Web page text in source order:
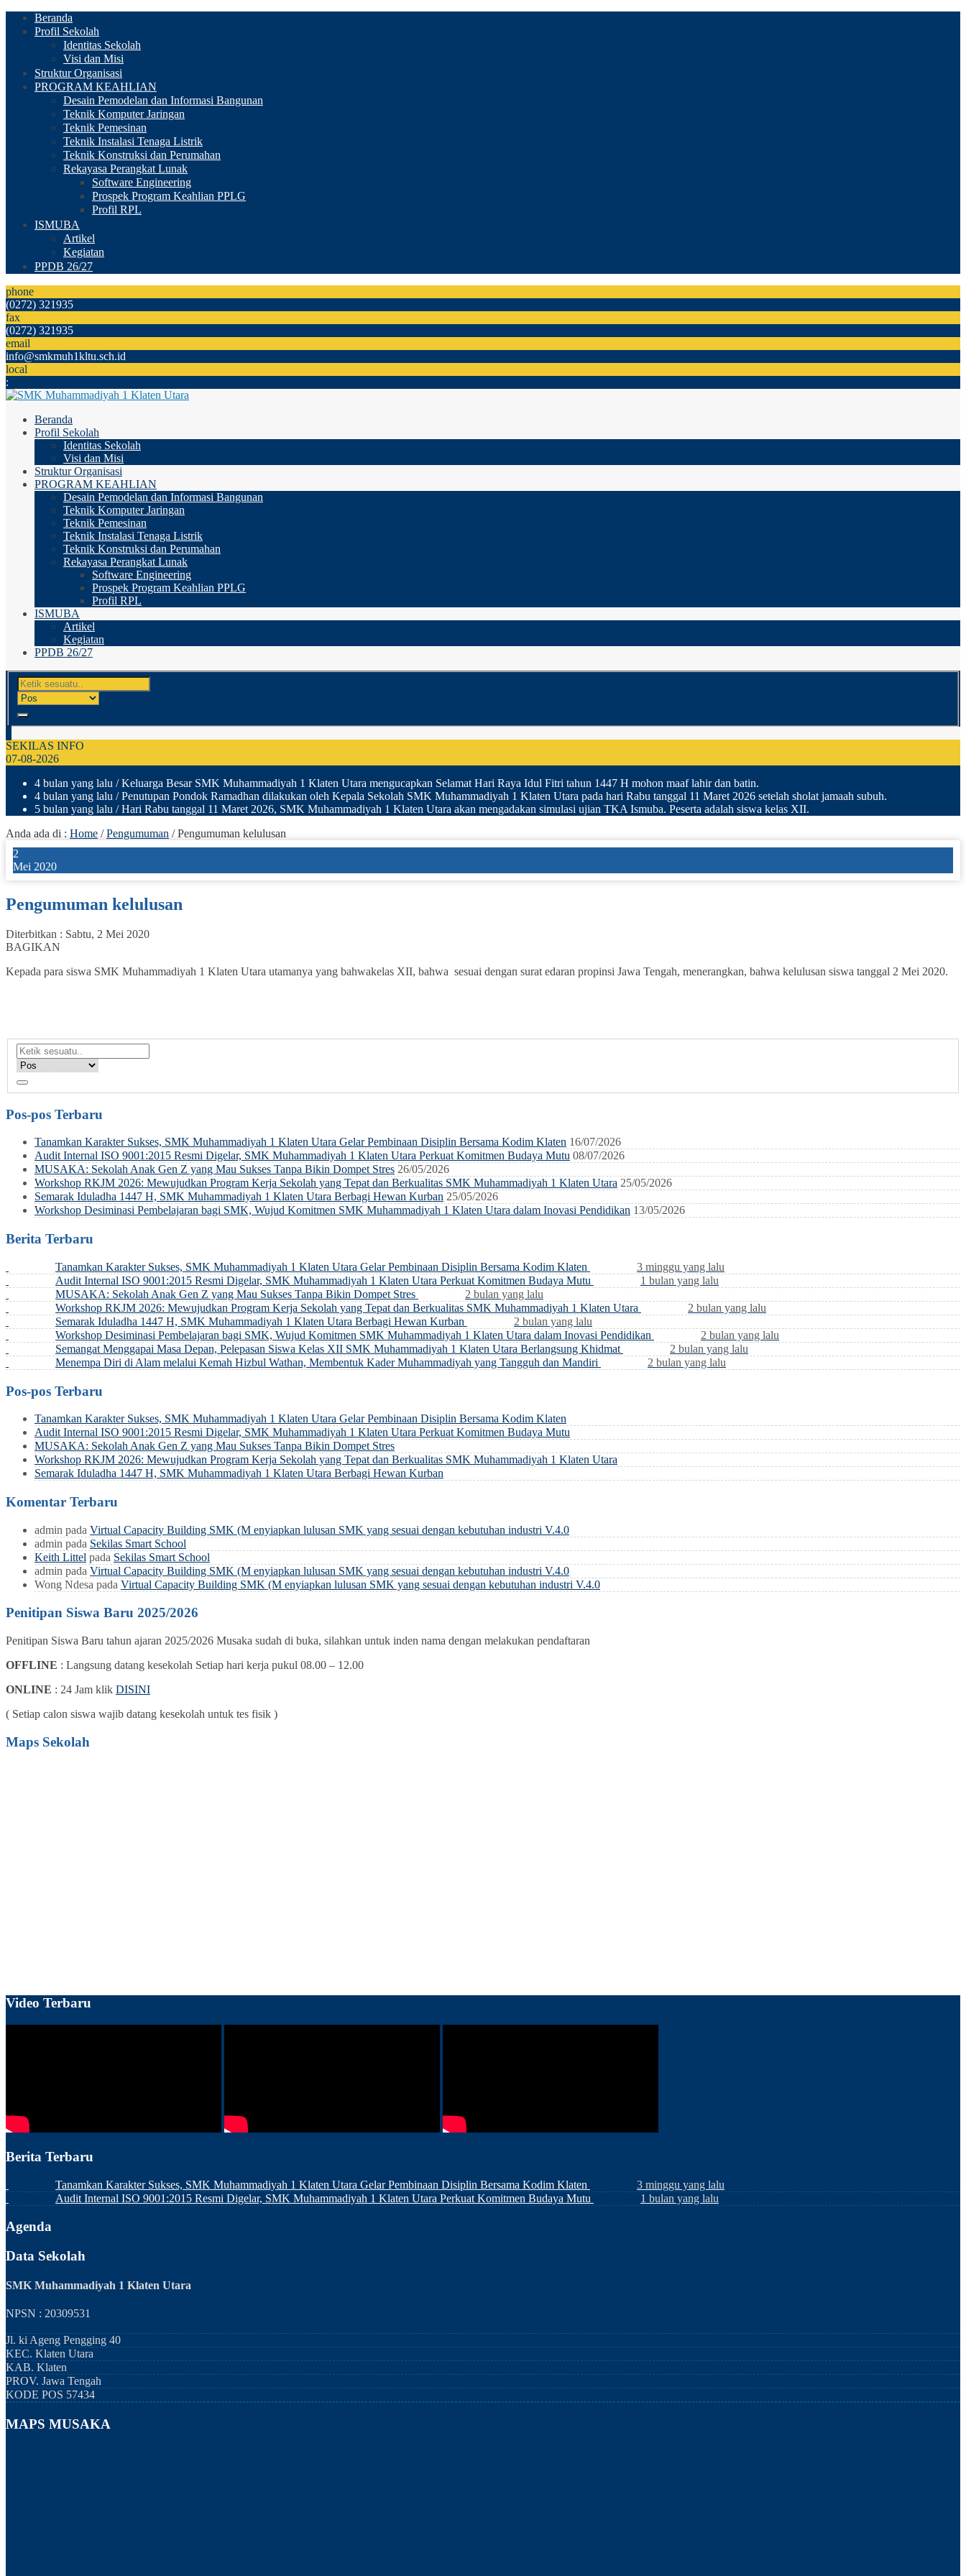
Beranda
Profil Sekolah
Identitas Sekolah
Visi dan Misi
Struktur Organisasi
PROGRAM KEAHLIAN
Desain Pemodelan dan Informasi Bangunan
Teknik Komputer Jaringan
Teknik Pemesinan
Teknik Instalasi Tenaga Listrik
Teknik Konstruksi dan Perumahan
Rekayasa Perangkat Lunak
Software Engineering
Prospek Program Keahlian PPLG
Profil RPL
ISMUBA
Artikel
Kegiatan
PPDB 26/27
phone
(0272) 321935
fax
(0272) 321935
email
info@smkmuh1kltu.sch.id
local
:
Beranda
Profil Sekolah
Identitas Sekolah
Visi dan Misi
Struktur Organisasi
PROGRAM KEAHLIAN
Desain Pemodelan dan Informasi Bangunan
Teknik Komputer Jaringan
Teknik Pemesinan
Teknik Instalasi Tenaga Listrik
Teknik Konstruksi dan Perumahan
Rekayasa Perangkat Lunak
Software Engineering
Prospek Program Keahlian PPLG
Profil RPL
ISMUBA
Artikel
Kegiatan
PPDB 26/27
SEKILAS INFO
07-08-2026
4 bulan yang lalu / Keluarga Besar SMK Muhammadiyah 1 Klaten Utara mengucapkan Selamat Hari Raya Idul Fitri tahun 1447 H mohon maaf lahir dan batin.
4 bulan yang lalu / Penutupan Pondok Ramadhan dilakukan oleh Kepala Sekolah SMK Muhammadiyah 1 Klaten Utara pada hari Rabu tanggal 11 Maret 2026 setelah sholat jamaah subuh.
5 bulan yang lalu / Hari Rabu tanggal 11 Maret 2026, SMK Muhammadiyah 1 Klaten Utara akan mengadakan simulasi ujian TKA Ismuba. Peserta adalah siswa kelas XII.
Anda ada di : Home /Pengumuman /Pengumuman kelulusan
2
Mei 2020
Pengumuman kelulusan
Diterbitkan : Sabtu, 2 Mei 2020
BAGIKAN
Kepada para siswa SMK Muhammadiyah 1 Klaten Utara utamanya yang bahwakelas XII, bahwa sesuai dengan surat edaran propinsi Jawa Tengah, menerangkan, bahwa kelulusan siswa tanggal 2 Mei 2020.
Pos-pos Terbaru
Tanamkan Karakter Sukses, SMK Muhammadiyah 1 Klaten Utara Gelar Pembinaan Disiplin Bersama Kodim Klaten 16/07/2026
Audit Internal ISO 9001:2015 Resmi Digelar, SMK Muhammadiyah 1 Klaten Utara Perkuat Komitmen Budaya Mutu 08/07/2026
MUSAKA: Sekolah Anak Gen Z yang Mau Sukses Tanpa Bikin Dompet Stres 26/05/2026
Workshop RKJM 2026: Mewujudkan Program Kerja Sekolah yang Tepat dan Berkualitas SMK Muhammadiyah 1 Klaten Utara 25/05/2026
Semarak Iduladha 1447 H, SMK Muhammadiyah 1 Klaten Utara Berbagi Hewan Kurban 25/05/2026
Workshop Desiminasi Pembelajaran bagi SMK, Wujud Komitmen SMK Muhammadiyah 1 Klaten Utara dalam Inovasi Pendidikan 13/05/2026
Berita Terbaru
Tanamkan Karakter Sukses, SMK Muhammadiyah 1 Klaten Utara Gelar Pembinaan Disiplin Bersama Kodim Klaten
3 minggu yang lalu
Audit Internal ISO 9001:2015 Resmi Digelar, SMK Muhammadiyah 1 Klaten Utara Perkuat Komitmen Budaya Mutu
1 bulan yang lalu
MUSAKA: Sekolah Anak Gen Z yang Mau Sukses Tanpa Bikin Dompet Stres
2 bulan yang lalu
Workshop RKJM 2026: Mewujudkan Program Kerja Sekolah yang Tepat dan Berkualitas SMK Muhammadiyah 1 Klaten Utara
2 bulan yang lalu
Semarak Iduladha 1447 H, SMK Muhammadiyah 1 Klaten Utara Berbagi Hewan Kurban
2 bulan yang lalu
Workshop Desiminasi Pembelajaran bagi SMK, Wujud Komitmen SMK Muhammadiyah 1 Klaten Utara dalam Inovasi Pendidikan
2 bulan yang lalu
Semangat Menggapai Masa Depan, Pelepasan Siswa Kelas XII SMK Muhammadiyah 1 Klaten Utara Berlangsung Khidmat
2 bulan yang lalu
Menempa Diri di Alam melalui Kemah Hizbul Wathan, Membentuk Kader Muhammadiyah yang Tangguh dan Mandiri
2 bulan yang lalu
Pos-pos Terbaru
Tanamkan Karakter Sukses, SMK Muhammadiyah 1 Klaten Utara Gelar Pembinaan Disiplin Bersama Kodim Klaten
Audit Internal ISO 9001:2015 Resmi Digelar, SMK Muhammadiyah 1 Klaten Utara Perkuat Komitmen Budaya Mutu
MUSAKA: Sekolah Anak Gen Z yang Mau Sukses Tanpa Bikin Dompet Stres
Workshop RKJM 2026: Mewujudkan Program Kerja Sekolah yang Tepat dan Berkualitas SMK Muhammadiyah 1 Klaten Utara
Semarak Iduladha 1447 H, SMK Muhammadiyah 1 Klaten Utara Berbagi Hewan Kurban
Komentar Terbaru
admin pada Virtual Capacity Building SMK (M enyiapkan lulusan SMK yang sesuai dengan kebutuhan industri V.4.0
admin pada Sekilas Smart School
Keith Littel pada Sekilas Smart School
admin pada Virtual Capacity Building SMK (M enyiapkan lulusan SMK yang sesuai dengan kebutuhan industri V.4.0
Wong Ndesa pada Virtual Capacity Building SMK (M enyiapkan lulusan SMK yang sesuai dengan kebutuhan industri V.4.0
Penitipan Siswa Baru 2025/2026
Penitipan Siswa Baru tahun ajaran 2025/2026 Musaka sudah di buka, silahkan untuk inden nama dengan melakukan pendaftaran
OFFLINE : Langsung datang kesekolah Setiap hari kerja pukul 08.00 – 12.00
ONLINE : 24 Jam klik DISINI
( Setiap calon siswa wajib datang kesekolah untuk tes fisik )
Maps Sekolah
Video Terbaru
Berita Terbaru
Tanamkan Karakter Sukses, SMK Muhammadiyah 1 Klaten Utara Gelar Pembinaan Disiplin Bersama Kodim Klaten
3 minggu yang lalu
Audit Internal ISO 9001:2015 Resmi Digelar, SMK Muhammadiyah 1 Klaten Utara Perkuat Komitmen Budaya Mutu
1 bulan yang lalu
Agenda
Data Sekolah
SMK Muhammadiyah 1 Klaten Utara
NPSN : 20309531
Jl. ki Ageng Pengging 40
KEC. Klaten Utara
KAB. Klaten
PROV. Jawa Tengah
KODE POS 57434
MAPS MUSAKA